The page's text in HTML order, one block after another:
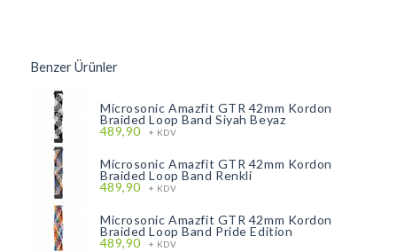
Benzer Ürünler
Microsonic Amazfit GTR 42mm Kordon
Braided Loop Band Siyah Beyaz
489,90 + KDV
Microsonic Amazfit GTR 42mm Kordon
Braided Loop Band Renkli
489,90 + KDV
Microsonic Amazfit GTR 42mm Kordon
Braided Loop Band Pride Edition
489,90 + KDV